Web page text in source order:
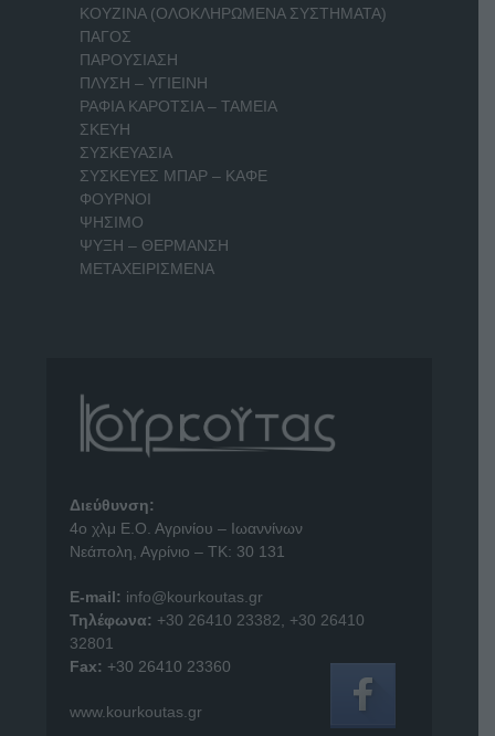
ΚΟΥΖΙΝΑ (ΟΛΟΚΛΗΡΩΜΕΝΑ ΣΥΣΤΗΜΑΤΑ)
ΠΑΓΟΣ
ΠΑΡΟΥΣΙΑΣΗ
ΠΛΥΣΗ – ΥΓΙΕΙΝΗ
ΡΑΦΙΑ ΚΑΡΟΤΣΙΑ – ΤΑΜΕΙΑ
ΣΚΕΥΗ
ΣΥΣΚΕΥΑΣΙΑ
ΣΥΣΚΕΥΕΣ ΜΠΑΡ – ΚΑΦΕ
ΦΟΥΡΝΟΙ
ΨΗΣΙΜΟ
ΨΥΞΗ – ΘΕΡΜΑΝΣΗ
ΜΕΤΑΧΕΙΡΙΣΜΕΝΑ
Διεύθυνση:
4o χλμ Ε.Ο. Αγρινίου – Ιωαννίνων
Νεάπολη, Αγρίνιο – ΤΚ: 30 131
E-mail: info@kourkoutas.gr
Τηλέφωνα: +30 26410 23382
+30 26410
32801
Fax: +30 26410 23360
www.kourkoutas.gr